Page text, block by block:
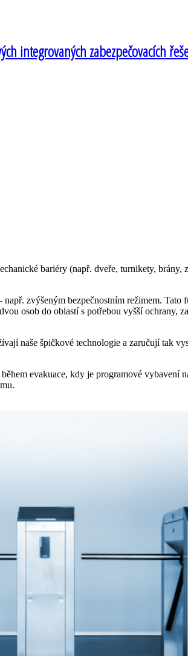
integrovaných zabezpečovacích
bariéry (např. dveře, turnikety,
zvýšeným bezpečnostním režimem. Tato
osob do oblastí s potřebou vyšší ochrany,
naše špičkové technologie a zaručují tak
evakuace, kdy je programové vybavení